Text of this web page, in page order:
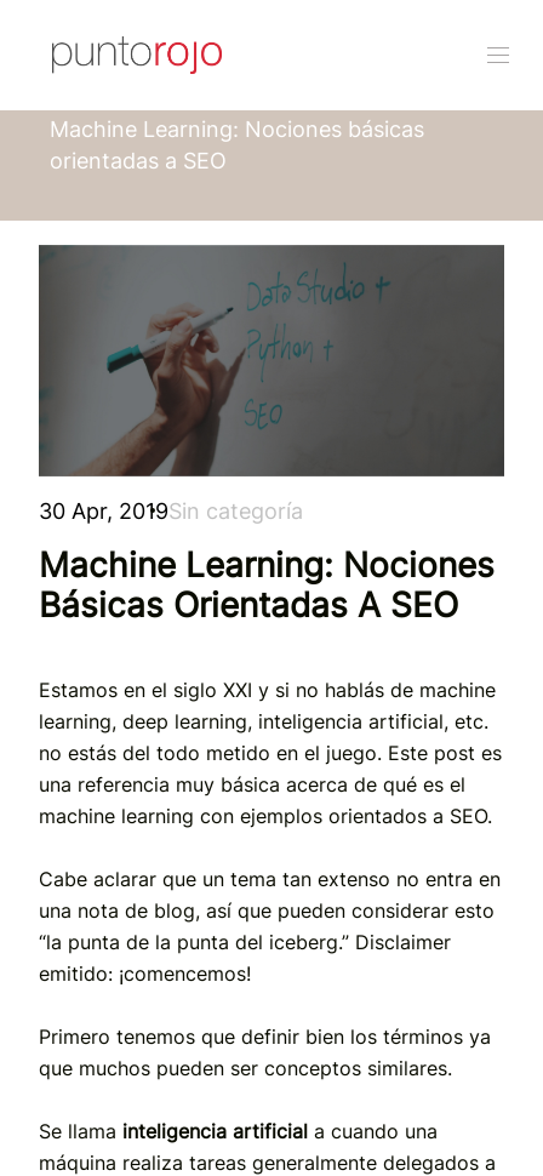
Machine Learning: Nociones básicas
orientadas a SEO
30 Apr, 2019Sin categoría
Machine Learning: Nociones
Básicas Orientadas A SEO
Estamos en el siglo XXI y si no hablás de machine
learning, deep learning, inteligencia artificial, etc.
no estás del todo metido en el juego. Este post es
una referencia muy básica acerca de qué es el
machine learning con ejemplos orientados a SEO.
Cabe aclarar que un tema tan extenso no entra en
una nota de blog, así que pueden considerar esto
“la punta de la punta del iceberg.” Disclaimer
emitido: ¡comencemos!
Primero tenemos que definir bien los términos ya
que muchos pueden ser conceptos similares.
Se llama inteligencia artificial a cuando una
máquina realiza tareas generalmente delegados a